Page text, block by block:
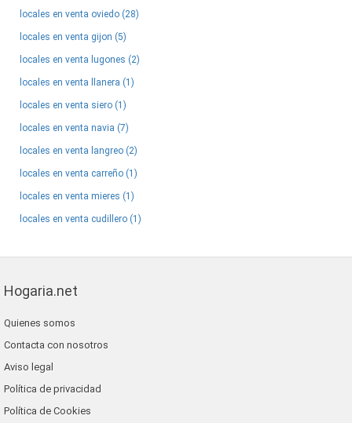
locales en venta oviedo (28)
locales en venta gijon (5)
locales en venta lugones (2)
locales en venta llanera (1)
locales en venta siero (1)
locales en venta navia (7)
locales en venta langreo (2)
locales en venta carreño (1)
locales en venta mieres (1)
locales en venta cudillero (1)
Hogaria.net
Quienes somos
Contacta con nosotros
Aviso legal
Política de privacidad
Política de Cookies